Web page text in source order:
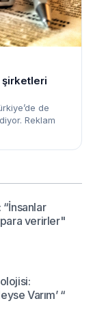
şirketleri
de
Reklam
“İnsanlar
verirler"
Varım’ “